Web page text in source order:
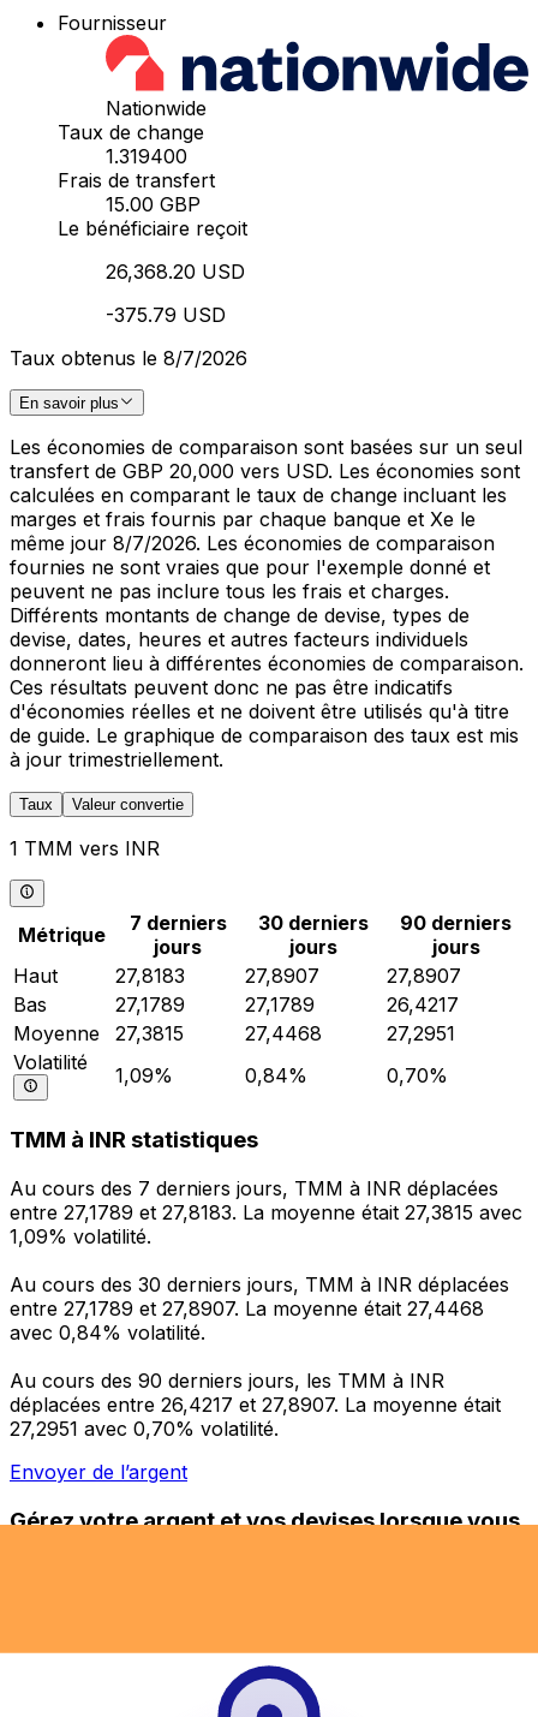
Fournisseur
Nationwide
Taux de change
1.319400
Frais de transfert
15.00 GBP
Le bénéficiaire reçoit
26,368.20 USD
-375.79 USD
Taux obtenus le 8/7/2026
En savoir plus
Les économies de comparaison sont basées sur un seul
transfert de GBP 20,000 vers USD. Les économies sont
calculées en comparant le taux de change incluant les
marges et frais fournis par chaque banque et Xe le
même jour 8/7/2026. Les économies de comparaison
fournies ne sont vraies que pour l'exemple donné et
peuvent ne pas inclure tous les frais et charges.
Différents montants de change de devise, types de
devise, dates, heures et autres facteurs individuels
donneront lieu à différentes économies de comparaison.
Ces résultats peuvent donc ne pas être indicatifs
d'économies réelles et ne doivent être utilisés qu'à titre
de guide. Le graphique de comparaison des taux est mis
à jour trimestriellement.
Taux Valeur convertie
1 TMM vers INR
Métrique
7 derniers
jours
30 derniers
jours
90 derniers
jours
Haut
27,8183 27,8907
27,8907
Bas
27,1789 27,1789
26,4217
Moyenne
27,3815 27,4468
27,2951
Volatilité
1,09% 0,84% 0,70%
TMM à INR statistiques
Au cours des 7 derniers jours, TMM à INR déplacées
entre 27,1789 et 27,8183. La moyenne était 27,3815 avec
1,09% volatilité.
Au cours des 30 derniers jours, TMM à INR déplacées
entre 27,1789 et 27,8907. La moyenne était 27,4468
avec 0,84% volatilité.
Au cours des 90 derniers jours, les TMM à INR
déplacées entre 26,4217 et 27,8907. La moyenne était
27,2951 avec 0,70% volatilité.
Envoyer de l’argent
Gérez votre argent et vos devises lorsque vous
programmez des alertes de taux et transférez de
l'argent à l'étranger sans frais cachés. Téléchargez